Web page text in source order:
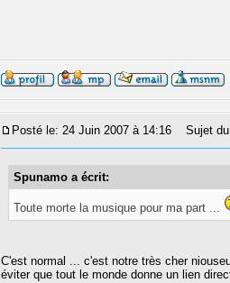
Posté le: 24 Juin 2007 à 14:16 Sujet
Spunamo a écrit:
Toute morte la musique pour ma part ...
C'est normal ... c'est notre très cher
éviter que tout le monde donne un lien